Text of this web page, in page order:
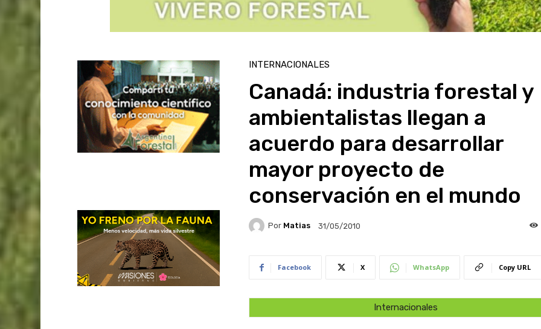
INTERNACIONALES
Canadá: industria forestal y
ambientalistas llegan a
acuerdo para desarrollar
mayor proyecto de
conservación en el mundo
Por Matias 31/05/2010
Facebook X WhatsApp Copy URL
Internacionales